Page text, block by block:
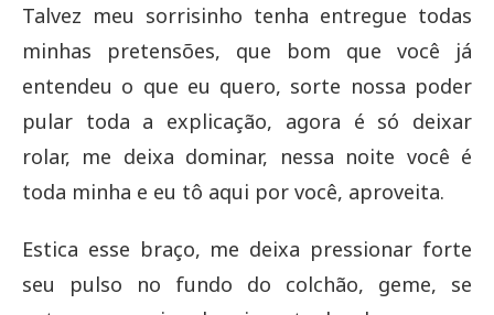
Talvez meu sorrisinho tenha entregue todas
minhas pretensões, que bom que você já
entendeu o que eu quero, sorte nossa poder
pular toda a explicação, agora é só deixar
rolar, me deixa dominar, nessa noite você é
toda minha e eu tô aqui por você, aproveita.
Estica esse braço, me deixa pressionar forte
seu pulso no fundo do colchão, geme, se